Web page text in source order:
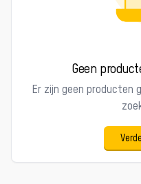
Geen
Er zijn geen producten